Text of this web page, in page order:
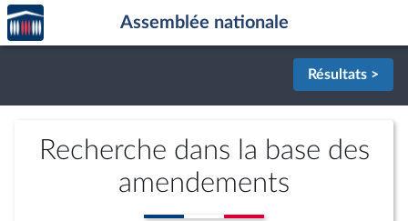
Aller au contenu
Aller en bas de la page
Accèder
à la
page
Assemblée nationale
Résultats >
Recherche dans la base des
amendements